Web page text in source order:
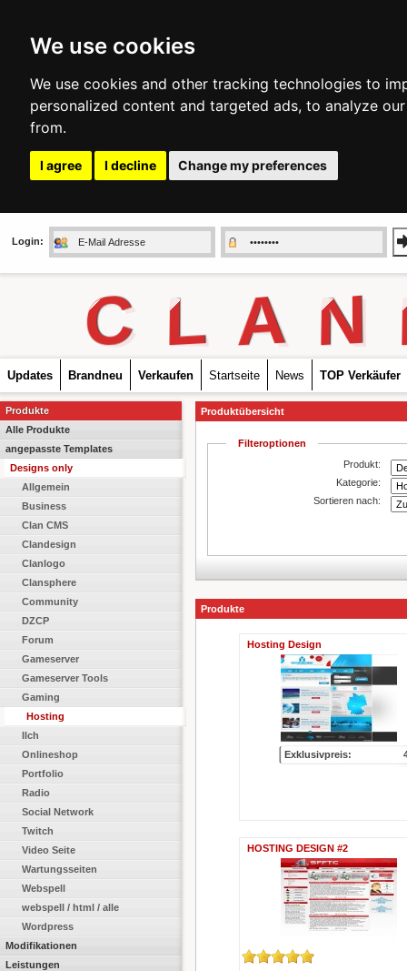
We use cookies
We use cookies and other tracking technologies to
personalized content and targeted ads, to analyze
from.
I agree I decline Change my preferences
Login:
C L A N
Updates Brandneu Verkaufen Startseite News TOP Verkäufer
Produkte
Alle Produkte
angepasste Templates
Designs only
Allgemein
Business
Clan CMS
Clandesign
Clanlogo
Clansphere
Community
DZCP
Forum
Gameserver
Gameserver Tools
Gaming
Hosting
Ilch
Onlineshop
Portfolio
Radio
Social Network
Twitch
Video Seite
Wartungsseiten
Webspell
webspell / html / alle
Wordpress
Modifikationen
Leistungen
Produktübersicht
Filteroptionen
Produkt:
Kategorie:
Sortieren nach:
Produkte
Hosting Design
Exklusivpreis:
HOSTING DESIGN #2